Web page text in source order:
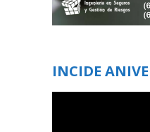
INCIDE